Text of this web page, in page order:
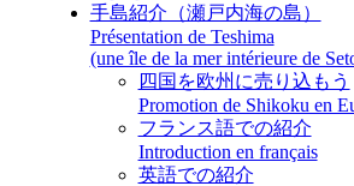
手島紹介（瀬戸内海の島）
Présentation de Teshima
(une île de la mer intérieure de
四国を欧州に売り込もう
Promotion de Shikoku en
フランス語での紹介
Introduction en français
英語での紹介